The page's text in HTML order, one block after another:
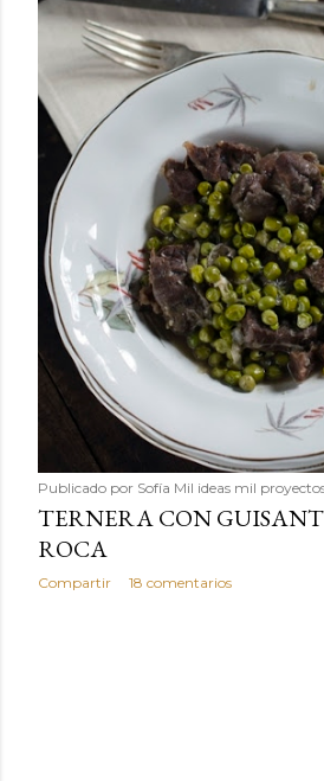
Publicado por Sofía Mil ideas mil
TERNERA CON
ROCA
Compartir 18 comentarios